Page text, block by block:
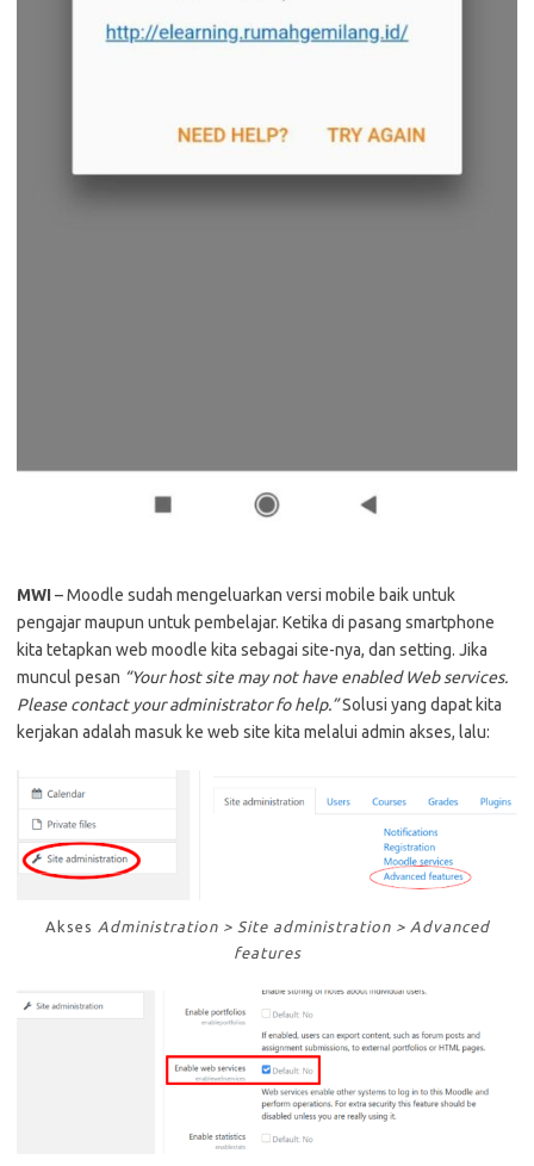
MWI– Moodle sudah mengeluarkan versi mobile baik untuk
pengajar maupun untuk pembelajar. Ketika di pasang smartphone
kita tetapkan web moodle kita sebagai site-nya, dan setting. Jika
muncul pesan “Your host site may not have enabled Web services.
Please contact your administrator fo help.”Solusi yang dapat kita
kerjakan adalah masuk ke web site kita melalui admin akses, lalu:
Akses Administration > Site administration > Advanced
features